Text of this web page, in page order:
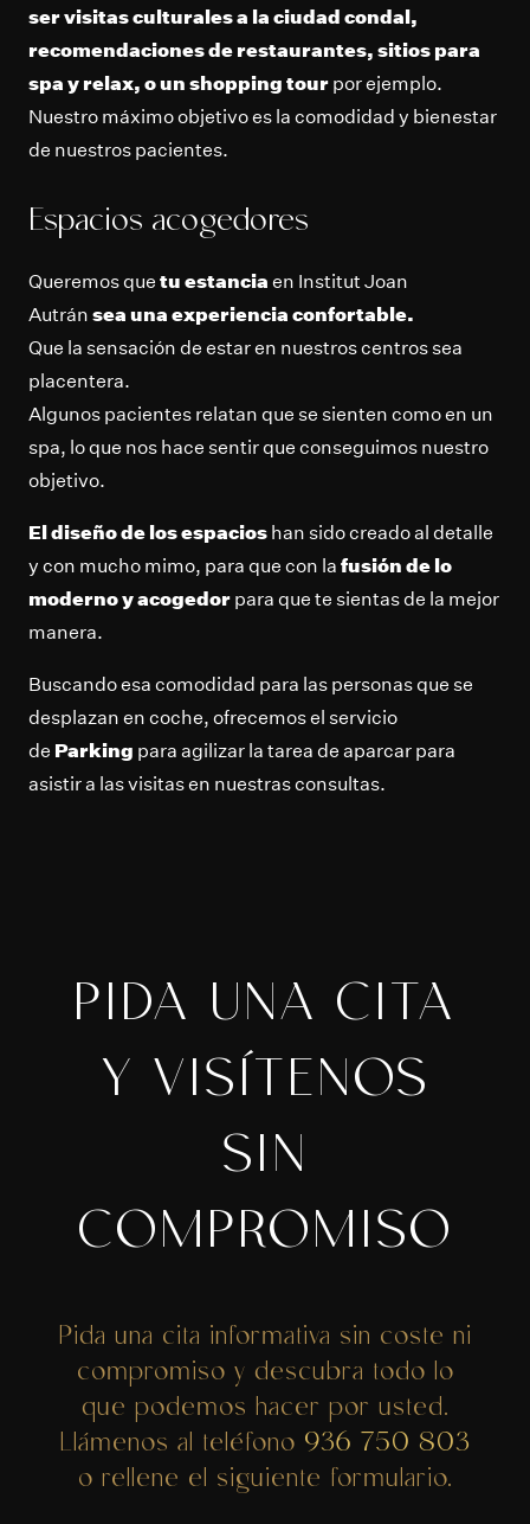
ser visitas culturales a la ciudad condal,
recomendaciones de restaurantes, sitios para
spa y relax, o un shopping tour por ejemplo.
Nuestro máximo objetivo es la comodidad y bienestar
de nuestros pacientes.
Espacios acogedores
Queremos que tu estancia en Institut Joan
Autrán sea una experiencia confortable.
Que la sensación de estar en nuestros centros sea
placentera.
Algunos pacientes relatan que se sienten como en un
spa, lo que nos hace sentir que conseguimos nuestro
objetivo.
El diseño de los espacios han sido creado al detalle
y con mucho mimo, para que con la fusión de lo
moderno y acogedor para que te sientas de la mejor
manera.
Buscando esa comodidad para las personas que se
desplazan en coche, ofrecemos el servicio
de Parking para agilizar la tarea de aparcar para
asistir a las visitas en nuestras consultas.
PIDA UNA CITA
Y VISÍTENOS
SIN
COMPROMISO
Pida una cita informativa sin coste ni
compromiso y descubra todo lo
que podemos hacer por usted.
Llámenos al teléfono 936 750 803
o rellene el siguiente formulario.